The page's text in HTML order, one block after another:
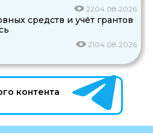
2204.08.2026
средств и учёт грантов
2104.08.2026
контента